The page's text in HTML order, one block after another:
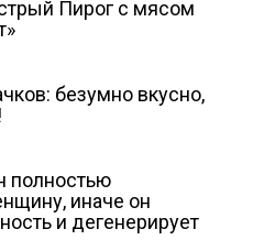
Пирог с мясом
безумно вкусно,
полностью
иначе он
и дегенерирует